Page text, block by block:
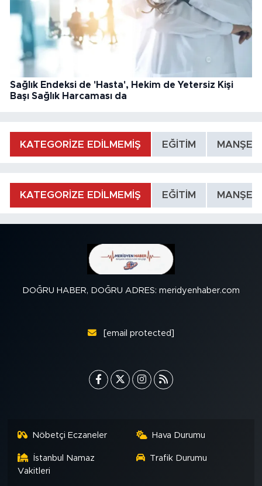
Sağlık Endeksi de 'Hasta', Hekim de Yetersiz Kişi
Başı Sağlık Harcaması da
KATEGORİZE EDİLMEMİŞ EĞİTİM MANŞET
KATEGORİZE EDİLMEMİŞ EĞİTİM MANŞET
DOĞRU HABER, DOĞRU ADRES: meridyenhaber.com
[email protected]
Nöbetçi Eczaneler Hava Durumu
İstanbul Namaz
Vakitleri
Trafik Durumu